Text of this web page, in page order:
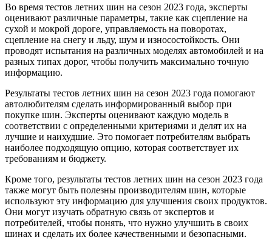
Во время тестов летних шин на сезон 2023 года, эксперты
оценивают различные параметры, такие как сцепление на
сухой и мокрой дороге, управляемость на поворотах,
сцепление на снегу и льду, шум и износостойкость. Они
проводят испытания на различных моделях автомобилей и на
разных типах дорог, чтобы получить максимально точную
информацию.
Результаты тестов летних шин на сезон 2023 года помогают
автолюбителям сделать информированный выбор при
покупке шин. Эксперты оценивают каждую модель в
соответствии с определенными критериями и делят их на
лучшие и наихудшие. Это помогает потребителям выбрать
наиболее подходящую опцию, которая соответствует их
требованиям и бюджету.
Кроме того, результаты тестов летних шин на сезон 2023 года
также могут быть полезны производителям шин, которые
используют эту информацию для улучшения своих продуктов.
Они могут изучать обратную связь от экспертов и
потребителей, чтобы понять, что нужно улучшить в своих
шинах и сделать их более качественными и безопасными.